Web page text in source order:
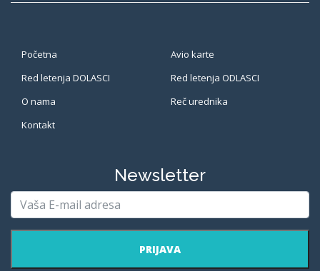
Početna
Avio karte
Red letenja DOLASCI
Red letenja ODLASCI
O nama
Reč urednika
Kontakt
Newsletter
PRIJAVA